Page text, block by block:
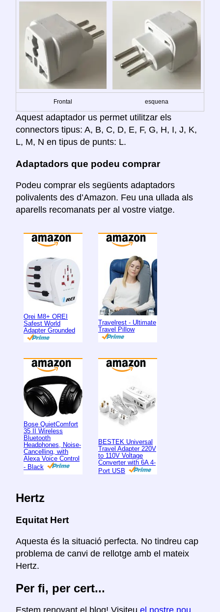
Frontal esquena
Aquest adaptador us permet utilitzar els
connectors tipus: A, B, C, D, E, F, G, H, I, J, K,
L, M, N en tipus de punts: L.
Adaptadors que podeu comprar
Podeu comprar els següents adaptadors
polivalents des d’Amazon. Feu una ullada als
aparells recomanats per al vostre viatge.
Orei M8+ OREI
Safest World
Adapter Grounded
Travelrest - Ultimate
Travel Pillow
Bose QuietComfort
35 II Wireless
Bluetooth
Headphones, Noise-
Cancelling, with
Alexa Voice Control
- Black
BESTEK Universal
Travel Adapter 220V
to 110V Voltage
Converter with 6A 4-
Port USB
Hertz
Equitat Hert
Aquesta és la situació perfecta. No tindreu cap
problema de canvi de rellotge amb el mateix
Hertz.
Per fi, per cert...
Estem renovant el blog! Visiteu el nostre nou